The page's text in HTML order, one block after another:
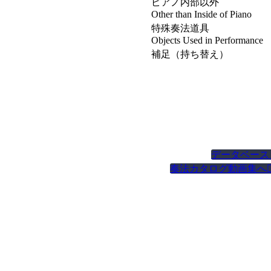
ピアノ内部以外
Other than Inside of Piano
特殊奏法道具
Objects Used in Performance
補足（持ち替え）
データベー
奏法カタログ動画集へ